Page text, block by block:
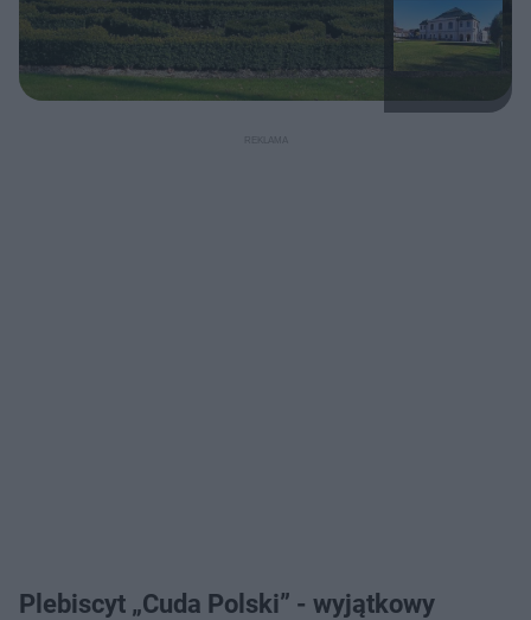
Plebiscyt „Cuda Polski” - wyjątkowy